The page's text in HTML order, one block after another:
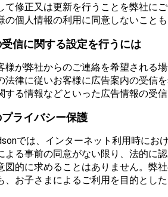
て修正又は更新を行うことを弊社に
の個人情報の利用に同意しないことも
信に関する設定を行うには
様が弊社からのご連絡を希望される
法律に従いお客様に広告案内の受信
する情報などといった広告情報の受
ライバシー保護
では、インターネット利用時に
よる事前の同意がない限り、法的に
図的に求めることはありません。弊
、お子さまによるご利用を目的とした